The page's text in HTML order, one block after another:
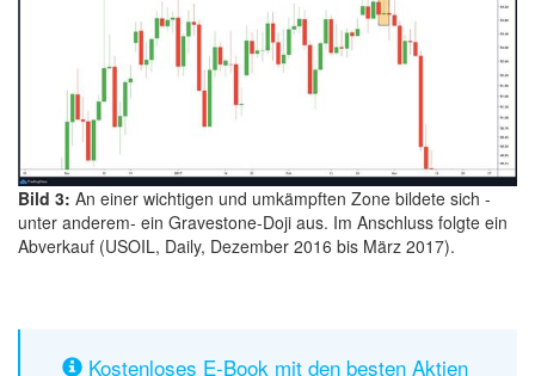
Bild 3: An einer wichtigen und umkämpften Zone bildete sich -
unter anderem- ein Gravestone-Doji aus. Im Anschluss folgte ein
Abverkauf (USOIL, Daily, Dezember 2016 bis März 2017).
Kostenloses E-Book mit den besten Aktien